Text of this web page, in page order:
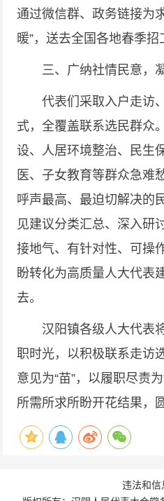
通过微信群、政务链接为
暖”，送去全国各地春季招
三、广纳社情民意，
代表们采取入户走访、
式，全覆盖联系选民群众
设、人居环境整治、民生
医、子女教育等群众急难
呼声最高、最迫切解决的
见建议分类汇总、深入研
接地气、有针对性、可操
盼转化为高质量人大代表
去。
汉阳镇各级人大代表将
职时光，以积极联系走访
意见为“苗”，以履职尽责
所需所求所盼开花结果，
违法和信